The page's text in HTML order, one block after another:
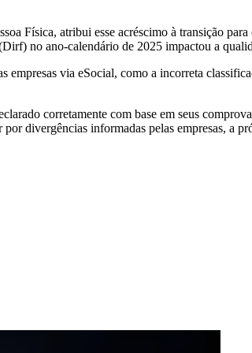
Física, atribui esse acréscimo à transição
no ano-calendário de 2025 impactou a
via eSocial, como a incorreta
corretamente com base em seus
divergências informadas pelas empresas, a